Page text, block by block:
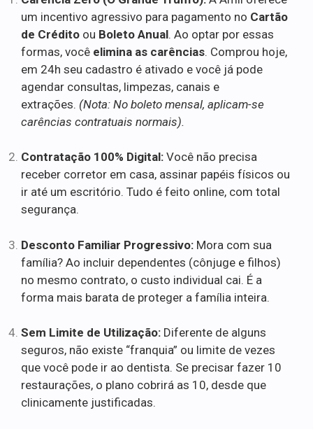
um incentivo agressivo para pagamento no Cartão
de Crédito ou Boleto Anual. Ao optar por essas
formas, você elimina as carências. Comprou hoje,
em 24h seu cadastro é ativado e você já pode
agendar consultas, limpezas, canais e
extrações. (Nota: No boleto mensal, aplicam-se
carências contratuais normais).
Contratação 100% Digital: Você não precisa
receber corretor em casa, assinar papéis físicos ou
ir até um escritório. Tudo é feito online, com total
segurança.
Desconto Familiar Progressivo: Mora com sua
família? Ao incluir dependentes (cônjuge e filhos)
no mesmo contrato, o custo individual cai. É a
forma mais barata de proteger a família inteira.
Sem Limite de Utilização: Diferente de alguns
seguros, não existe “franquia” ou limite de vezes
que você pode ir ao dentista. Se precisar fazer 10
restaurações, o plano cobrirá as 10, desde que
clinicamente justificadas.